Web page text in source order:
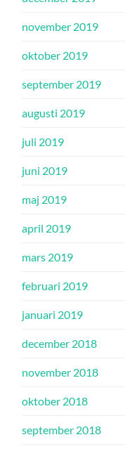
november 2019
oktober 2019
september 2019
augusti 2019
juli 2019
juni 2019
maj 2019
april 2019
mars 2019
februari 2019
januari 2019
december 2018
november 2018
oktober 2018
september 2018